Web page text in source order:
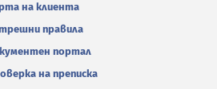
на клиента
правила
портал
на преписка